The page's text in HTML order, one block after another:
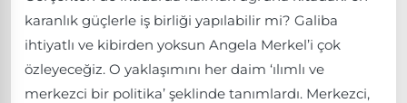
karanlık güçlerle iş birliği yapılabilir mi? Galiba
ihtiyatlı ve kibirden yoksun Angela Merkel’i çok
özleyeceğiz. O yaklaşımını her daim ‘ılımlı ve
merkezci bir politika’ şeklinde tanımlardı. Merkezci,